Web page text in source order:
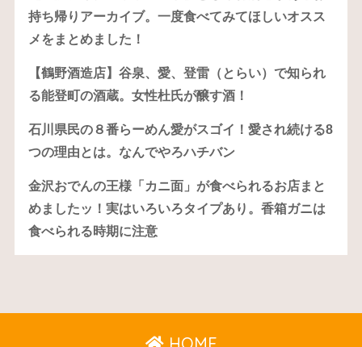
持ち帰りアーカイブ。一度食べてみてほしいオスス
メをまとめました！
【鶴野酒造店】谷泉、愛、登雷（とらい）で知られ
る能登町の酒蔵。女性杜氏が醸す酒！
石川県民の８番らーめん愛がスゴイ！愛され続ける8
つの理由とは。なんでやろハチバン
金沢おでんの王様「カニ面」が食べられるお店まと
めましたッ！実はいろいろタイプあり。香箱ガニは
食べられる時期に注意